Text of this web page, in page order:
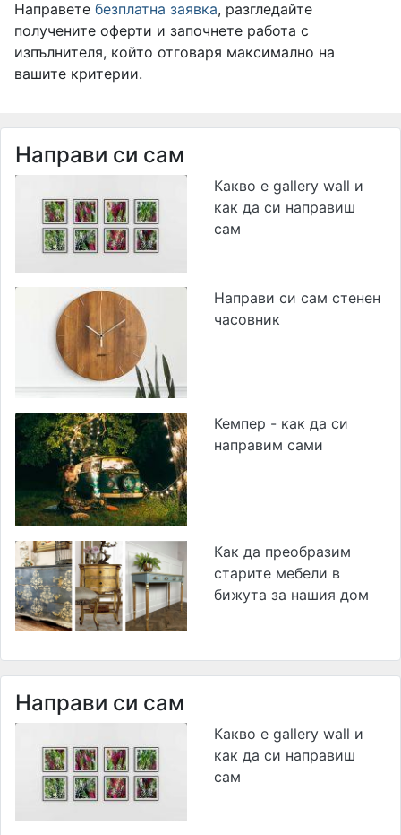
Направете безплатна заявка, разгледайте
получените оферти и започнете работа с
изпълнителя, който отговаря максимално на
вашите критерии.
Направи си сам
Какво е gallery wall и
как да си направиш
сам
Направи си сам стенен
часовник
Кемпер - как да си
направим сами
Как да преобразим
старите мебели в
бижута за нашия дом
Направи си сам
Какво е gallery wall и
как да си направиш
сам